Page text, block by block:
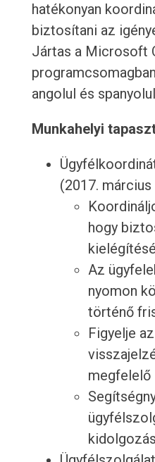
hatékonyan
biztosítani az
Jártas a Microsoft
angolul és
Munkahelyi
(2017. március
hogy
Az
nyomon
történő
Figyelje
megfelelő